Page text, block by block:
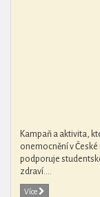
Kampaň a aktivita,
onemocnění v
podporuje
zdraví....
Více